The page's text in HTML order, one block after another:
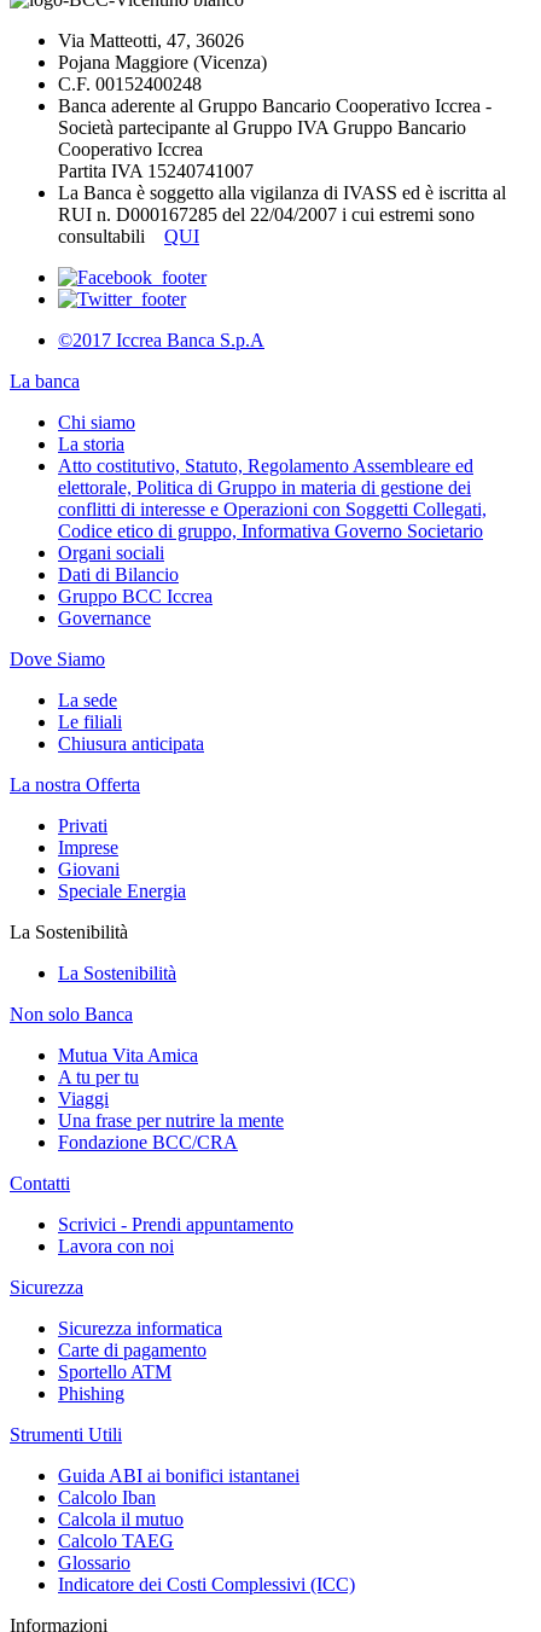
Via Matteotti, 47, 36026
Pojana Maggiore (Vicenza)
C.F. 00152400248
Banca aderente al Gruppo Bancario Cooperativo Iccrea -
Società partecipante al Gruppo IVA Gruppo Bancario
Cooperativo Iccrea
Partita IVA 15240741007
La Banca è soggetto alla vigilanza di IVASS ed è iscritta al
RUI n. D000167285 del 22/04/2007 i cui estremi sono
consultabili QUI
©2017 Iccrea Banca S.p.A
La banca
Chi siamo
La storia
Atto costitutivo, Statuto, Regolamento Assembleare ed
elettorale, Politica di Gruppo in materia di gestione dei
conflitti di interesse e Operazioni con Soggetti Collegati,
Codice etico di gruppo, Informativa Governo Societario
Organi sociali
Dati di Bilancio
Gruppo BCC Iccrea
Governance
Dove Siamo
La sede
Le filiali
Chiusura anticipata
La nostra Offerta
Privati
Imprese
Giovani
Speciale Energia
La Sostenibilità
La Sostenibilità
Non solo Banca
Mutua Vita Amica
A tu per tu
Viaggi
Una frase per nutrire la mente
Fondazione BCC/CRA
Contatti
Scrivici - Prendi appuntamento
Lavora con noi
Sicurezza
Sicurezza informatica
Carte di pagamento
Sportello ATM
Phishing
Strumenti Utili
Guida ABI ai bonifici istantanei
Calcolo Iban
Calcola il mutuo
Calcolo TAEG
Glossario
Indicatore dei Costi Complessivi (ICC)
Informazioni